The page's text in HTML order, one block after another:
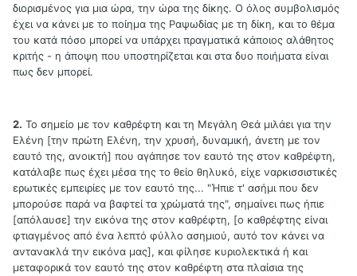
διορισμένος για μια ώρα, την ώρα της δίκης. Ο όλος συμβολισμός
έχει να κάνει με το ποίημα της Ραψωδίας με τη δίκη, και το θέμα
του κατά πόσο μπορεί να υπάρχει πραγματικά κάποιος αλάθητος
κριτής - η άποψη που υποστηρίζεται και στα δυο ποιήματα είναι
πως δεν μπορεί.
2. Το σημείο με τον καθρέφτη και τη Μεγάλη Θεά μιλάει για την
Ελένη [την πρώτη Ελένη, την χρυσή, δυναμική, άνετη με τον
εαυτό της, ανοικτή] που αγάπησε τον εαυτό της στον καθρέφτη,
κατάλαβε πως έχει μέσα της το θείο θηλυκό, είχε ναρκισσιστικές
ερωτικές εμπειρίες με τον εαυτό της... "Ήπιε τ' ασήμι που δεν
μπορούσε παρά να βαφτεί τα χρώματά της", σημαίνει πως ήπιε
[απόλαυσε] την εικόνα της στον καθρέφτη, [ο καθρέφτης είναι
φτιαγμένος από ένα λεπτό φύλλο ασημιού, αυτό τον κάνει να
αντανακλά την εικόνα μας], και φίλησε κυριολεκτικά ή και
μεταφορικά τον εαυτό της στον καθρέφτη στα πλαίσια της